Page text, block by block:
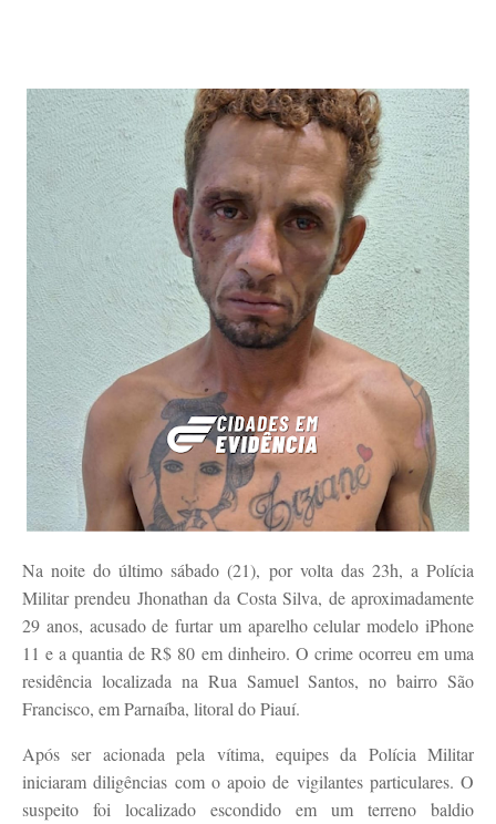
Na noite do último sábado (21), por volta das 23h, a Polícia
Militar prendeu Jhonathan da Costa Silva, de aproximadamente
29 anos, acusado de furtar um aparelho celular modelo iPhone
11 e a quantia de R$ 80 em dinheiro. O crime ocorreu em uma
residência localizada na Rua Samuel Santos, no bairro São
Francisco, em Parnaíba, litoral do Piauí.
Após ser acionada pela vítima, equipes da Polícia Militar
iniciaram diligências com o apoio de vigilantes particulares. O
suspeito foi localizado escondido em um terreno baldio